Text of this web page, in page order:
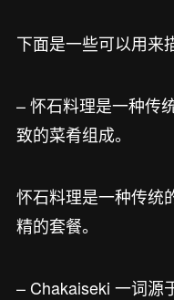
下面是一些可以用来
– 怀石料理是一种传
致的菜肴组成。
怀石料理是一种传统
精的套餐。
– Chakaiseki 一词源